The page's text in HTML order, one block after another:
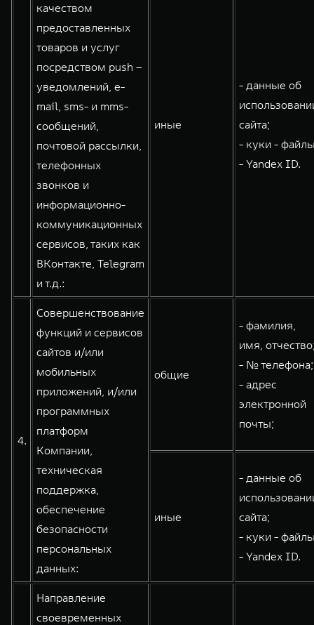
качеством
предоставленных
товаров и услуг
посредством push –
уведомлений, e-
mail, sms- и mms-
сообщений,
почтовой рассылки,
телефонных
звонков и
информационно-
коммуникационных
сервисов, таких как
ВКонтакте, Telegram
и т.д.:
иные
- данные об
сайта;
- куки -
- Yandex ID.
4.
Совершенствование
функций и сервисов
сайтов и/или
мобильных
приложений, и/или
программных
платформ
Компании,
техническая
поддержка,
обеспечение
безопасности
персональных
данных:
общие
- фамилия,
имя,
- № телефона;
- адрес
электронной
почты;
иные
- данные об
сайта;
- куки -
- Yandex ID.
Направление
своевременных